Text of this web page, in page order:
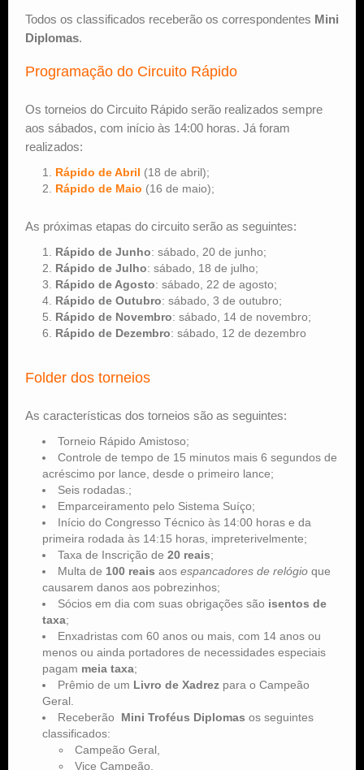
Todos os classificados receberão os correspondentes Mini
Diplomas.
Programação do Circuito Rápido
Os torneios do Circuito Rápido serão realizados sempre
aos sábados, com início às 14:00 horas. Já foram
realizados:
Rápido de Abril (18 de abril);
Rápido de Maio (16 de maio);
As próximas etapas do circuito serão as seguintes:
Rápido de Junho: sábado, 20 de junho;
Rápido de Julho: sábado, 18 de julho;
Rápido de Agosto: sábado, 22 de agosto;
Rápido de Outubro: sábado, 3 de outubro;
Rápido de Novembro: sábado, 14 de novembro;
Rápido de Dezembro: sábado, 12 de dezembro
Folder dos torneios
As características dos torneios são as seguintes:
Torneio Rápido Amistoso;
Controle de tempo de 15 minutos mais 6 segundos de
acréscimo por lance, desde o primeiro lance;
Seis rodadas.;
Emparceiramento pelo Sistema Suíço;
Início do Congresso Técnico às 14:00 horas e da
primeira rodada às 14:15 horas, impreterivelmente;
Taxa de Inscrição de 20 reais;
Multa de 100 reais aos espancadores de relógio que
causarem danos aos pobrezinhos;
Sócios em dia com suas obrigações são isentos de
taxa;
Enxadristas com 60 anos ou mais, com 14 anos ou
menos ou ainda portadores de necessidades especiais
pagam meia taxa;
Prêmio de um Livro de Xadrez para o Campeão
Geral.
Receberão Mini Troféus Diplomas os seguintes
classificados:
Campeão Geral,
Vice Campeão,